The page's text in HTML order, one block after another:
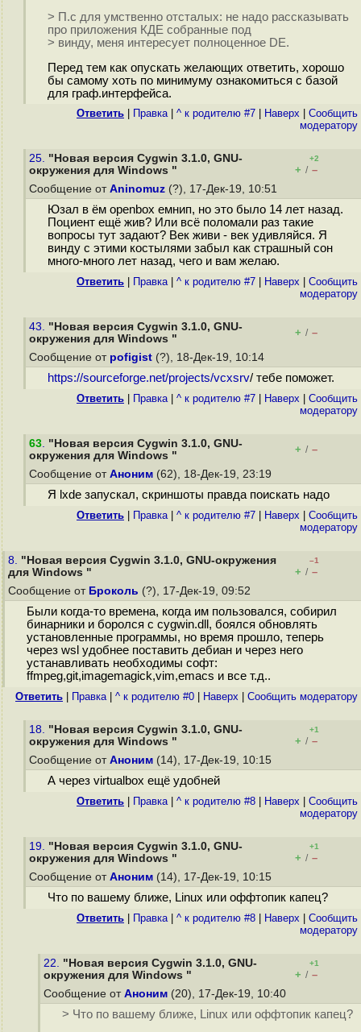
> П.с для умственно отсталых: не надо рассказывать
про приложения КДЕ собранные под
> винду, меня интересует полноценное DE.
Перед тем как опускать желающих ответить, хорошо
бы самому хоть по минимуму ознакомиться с базой
для граф.интерфейса.
Ответить Правка| ^ к родителю #7 Наверх
Cообщить
модератору
25. "Новая версия Cygwin 3.1.0, GNU-
окружения для Windows "
+2
+ / –
Сообщение от Aninomuz (?), 17-Дек-19, 10:51
Юзал в ём openbox емнип, но это было 14 лет назад.
Поциент ещё жив? Или всё поломали раз такие
вопросы тут задают? Век живи - век удивляйся. Я
винду с этими костылями забыл как страшный сон
много-много лет назад, чего и вам желаю.
Ответить Правка| ^ к родителю #7 Наверх
Cообщить
модератору
43. "Новая версия Cygwin 3.1.0, GNU-
окружения для Windows "
+ / –
Сообщение от pofigist (?), 18-Дек-19, 10:14
https://sourceforge.net/projects/vcxsrv/ тебе поможет.
Ответить Правка| ^ к родителю #7 Наверх
Cообщить
модератору
63. "Новая версия Cygwin 3.1.0, GNU-
окружения для Windows "
+ / –
Сообщение от Аноним (62), 18-Дек-19, 23:19
Я lxde запускал, скриншоты правда поискать надо
Ответить Правка| ^ к родителю #7 Наверх
Cообщить
модератору
8. "Новая версия Cygwin 3.1.0, GNU-окружения
для Windows "
–1
+ / –
Сообщение от Броколь (?), 17-Дек-19, 09:52
Были когда-то времена, когда им пользовался, собирил
бинарники и боролся с cygwin.dll, боялся обновлять
установленные программы, но время прошло, теперь
через wsl удобнее поставить дебиан и через него
устанавливать необходимы софт:
ffmpeg,git,imagemagick,vim,emacs и все т.д..
Ответить Правка| ^ к родителю #0 Наверх Cообщить модератору
18. "Новая версия Cygwin 3.1.0, GNU-
окружения для Windows "
+1
+ / –
Сообщение от Аноним (14), 17-Дек-19, 10:15
А через virtualbox ещё удобней
Ответить Правка| ^ к родителю #8 Наверх
Cообщить
модератору
19. "Новая версия Cygwin 3.1.0, GNU-
окружения для Windows "
+1
+ / –
Сообщение от Аноним (14), 17-Дек-19, 10:15
Что по вашему ближе, Linux или оффтопик капец?
Ответить Правка| ^ к родителю #8 Наверх
Cообщить
модератору
22. "Новая версия Cygwin 3.1.0, GNU-
окружения для Windows "
+1
+ / –
Сообщение от Аноним (20), 17-Дек-19, 10:40
> Что по вашему ближе, Linux или оффтопик капец?